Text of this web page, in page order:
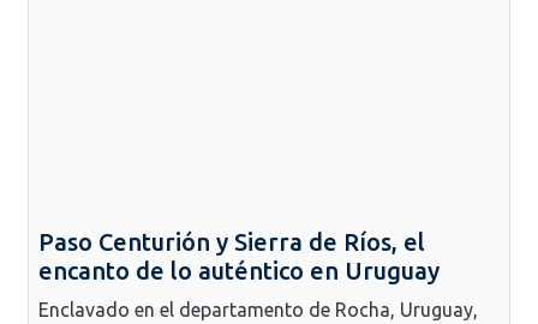
Paso Centurión y Sierra de Ríos, el
encanto de lo auténtico en Uruguay
Enclavado en el departamento de Rocha, Uruguay,